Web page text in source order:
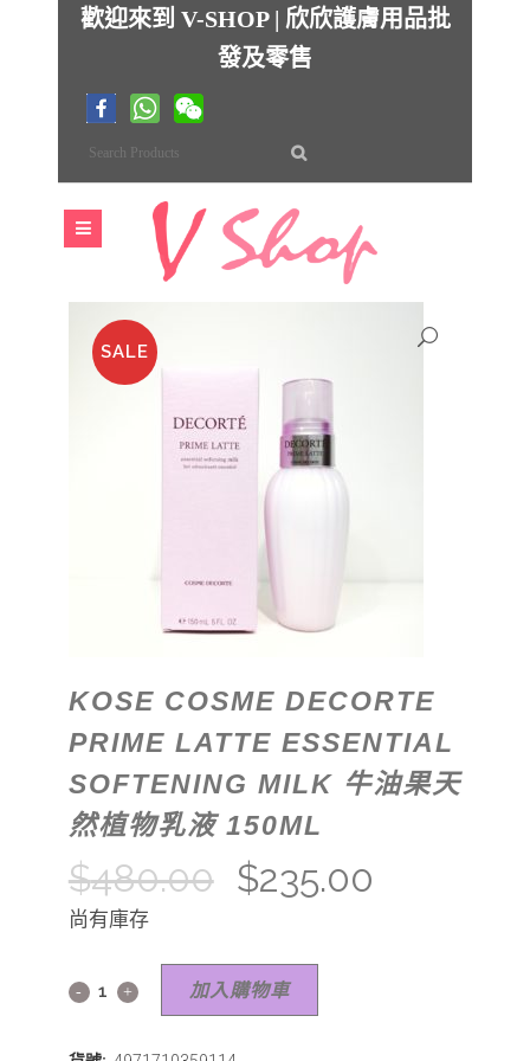
歡迎來到 V-SHOP | 欣欣護膚用品批
發及零售
SALE
KOSE COSME DECORTE
PRIME LATTE ESSENTIAL
SOFTENING MILK 牛油果天
然植物乳液 150ML
$480.00 $235.00
尚有庫存
加入購物車